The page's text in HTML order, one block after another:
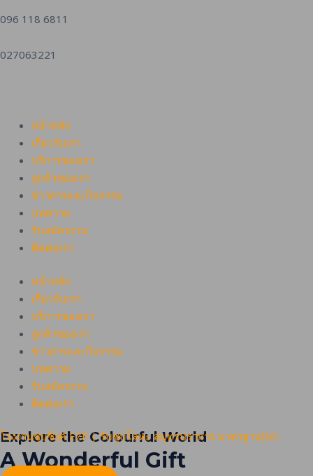
096 118 6811
027063221
หน้าหลัก
เกี่ยวกับเรา
บริการของเรา
ลูกค้าของเรา
ข่าวสารและกิจกรรม
บทความ
รับสมัครงาน
ติดต่อเรา
หน้าหลัก
เกี่ยวกับเรา
บริการของเรา
ลูกค้าของเรา
ข่าวสารและกิจกรรม
บทความ
รับสมัครงาน
ติดต่อเรา
โรงงานชุบซิงค์ EZP | รับชุบโลหะ สมุทรปราการ มาตรฐานISO
Explore the Colourful World
A Wonderful Gift